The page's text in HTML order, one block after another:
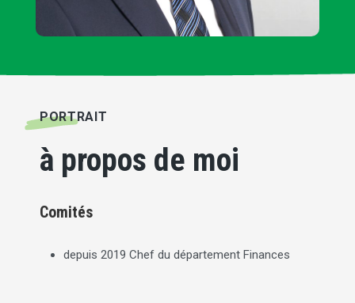
PORTRAIT
à propos de moi
Comités
depuis 2019 Chef du département Finances